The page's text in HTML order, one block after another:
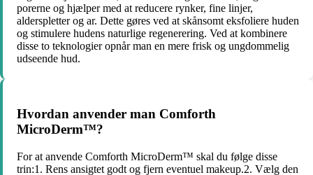
porerne og hjælper med at reducere rynker, fine linjer,
alderspletter og ar. Dette gøres ved at skånsomt eksfoliere huden
og stimulere hudens naturlige regenerering. Ved at kombinere
disse to teknologier opnår man en mere frisk og ungdommelig
udseende hud.
Hvordan anvender man Comforth
MicroDerm™?
For at anvende Comforth MicroDerm™ skal du følge disse
trin:1. Rens ansigtet godt og fjern eventuel makeup.2. Vælg den